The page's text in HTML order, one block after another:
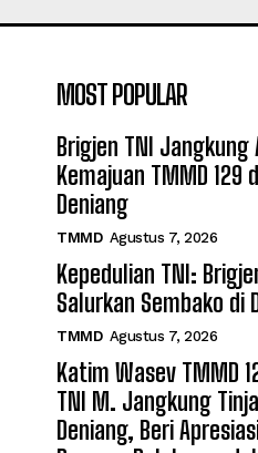
MOST POPULAR
Brigjen TNI Jangkung
Kemajuan TMMD 129
Deniang
TMMD Agustus 7, 2026
Kepedulian TNI:
Salurkan Sembako di
TMMD Agustus 7, 2026
Katim Wasev TMMD
TNI M. Jangkung
Deniang, Beri